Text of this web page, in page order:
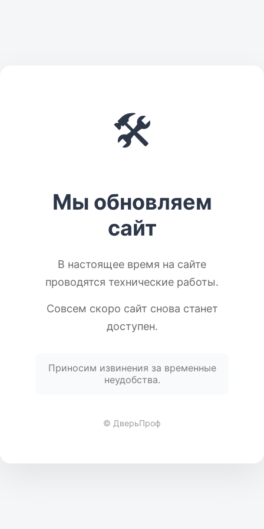
🛠️
Мы обновляем
сайт
В настоящее время на сайте
проводятся технические работы.
Совсем скоро сайт снова станет
доступен.
Приносим извинения за временные
неудобства.
© ДверьПроф